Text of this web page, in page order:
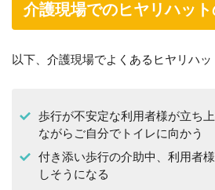
介護現場でのヒヤリハット
以下、介護現場でよくあるヒヤリハッ
歩行が不安定な利用者様が立ち
ながらご自分でトイレに向かう
付き添い歩行の介助中、利用者
しそうになる